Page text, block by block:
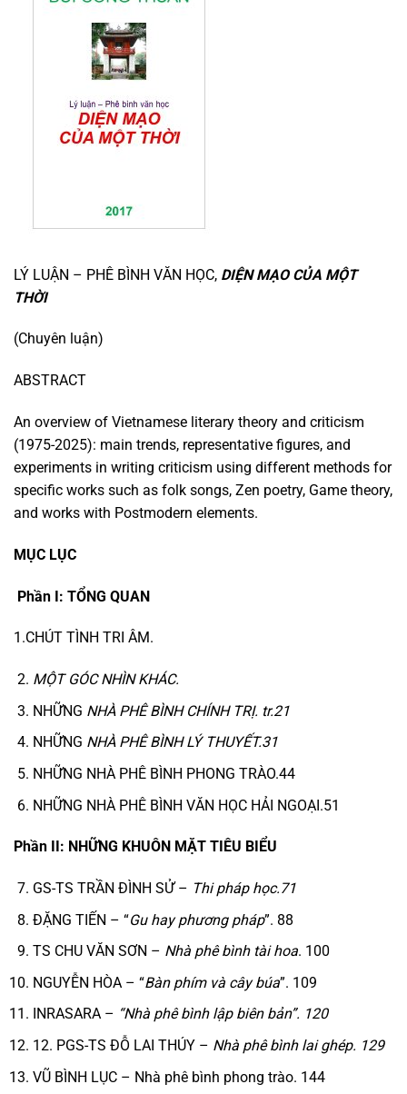
LÝ LUẬN – PHÊ BÌNH VĂN HỌC, DIỆN MẠO CỦA MỘT
THỜI
(Chuyên luận)
ABSTRACT
An overview of Vietnamese literary theory and criticism
(1975-2025): main trends, representative figures, and
experiments in writing criticism using different methods for
specific works such as folk songs, Zen poetry, Game theory,
and works with Postmodern elements.
MỤC LỤC
Phần I: TỔNG QUAN
1.CHÚT TÌNH TRI ÂM.
MỘT GÓC NHÌNKHÁC.
NHỮNG NHÀ PHÊ BÌNH CHÍNH TRỊ. tr.21
NHỮNG NHÀ PHÊ BÌNH LÝ THUYẾT.31
NHỮNG NHÀ PHÊ BÌNH PHONG TRÀO.44
NHỮNG NHÀ PHÊ BÌNH VĂN HỌC HẢI NGOẠI.51
Phần II: NHỮNG KHUÔN MẶT TIÊU BIỂU
GS-TS TRẦN ĐÌNH SỬ – Thi pháp học.71
ĐẶNG TIẾN – “Gu hay phương pháp”. 88
TS CHU VĂN SƠN – Nhà phê bình tài hoa. 100
NGUYỄN HÒA – “Bàn phím và cây búa”. 109
INRASARA – “Nhà phê bình lập biên bản”. 120
12. PGS-TS ĐỖ LAI THÚY – Nhà phê bình lai ghép. 129
VŨ BÌNH LỤC – Nhà phê bình phong trào. 144